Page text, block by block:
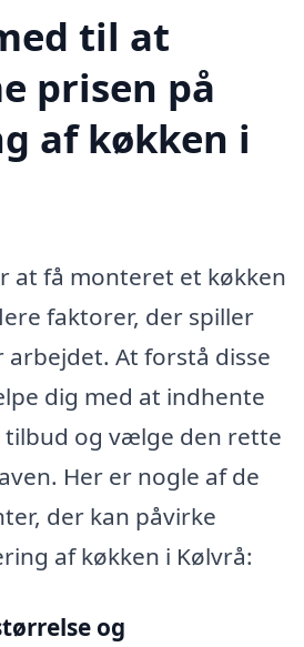
til at
prisen på
af køkken i
at få monteret et køkken
faktorer, der spiller
arbejdet. At forstå disse
dig med at indhente
tilbud og vælge den rette
Her er nogle af de
der kan påvirke
af køkken i Kølvrå:
og